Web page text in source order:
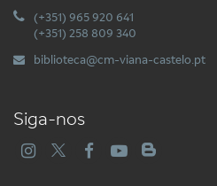
(+351) 965 920 641
(+351) 258 809 340
biblioteca@cm-viana-castelo.pt
Siga-nos